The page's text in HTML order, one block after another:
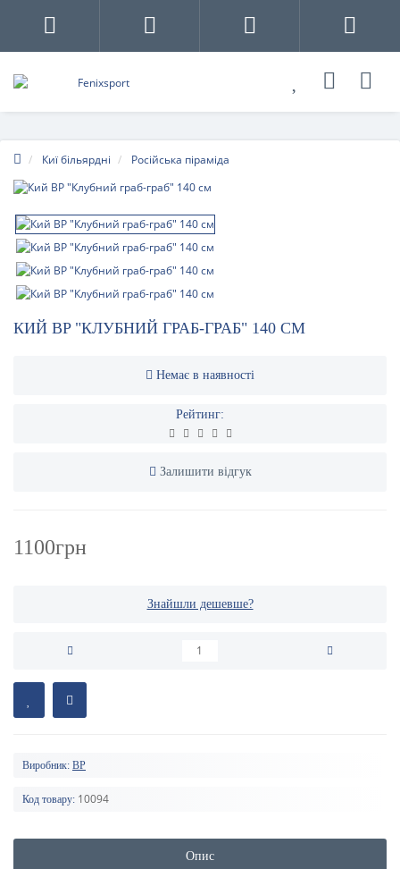
Киї більярдні Російська піраміда
КИЙ BP "КЛУБНИЙ ГРАБ-ГРАБ" 140 СМ
Немає в наявності
Рейтинг:
Залишити відгук
1100грн
Знайшли дешевше?
Виробник: BP
Код товару: 10094
Опис